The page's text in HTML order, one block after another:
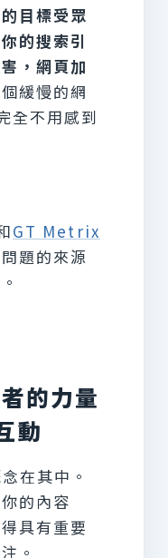
目標受眾
的搜索引
，網頁加
緩慢的網
全不用感到
GT Metrix
題的來源
的力量
動
在其中。
的內容
具有重要
。